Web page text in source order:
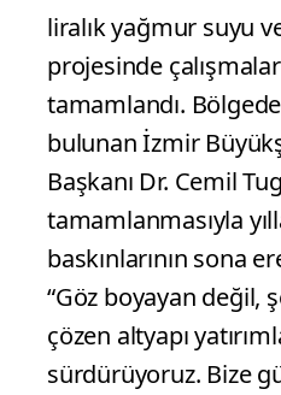
liralık yağmur suyu
projesinde
tamamlandı.
bulunan İzmir
Başkanı Dr. Cemil
tamamlanmasıyla
baskınlarının sona
“Göz boyayan değil,
çözen altyapı
sürdürüyoruz. Bize